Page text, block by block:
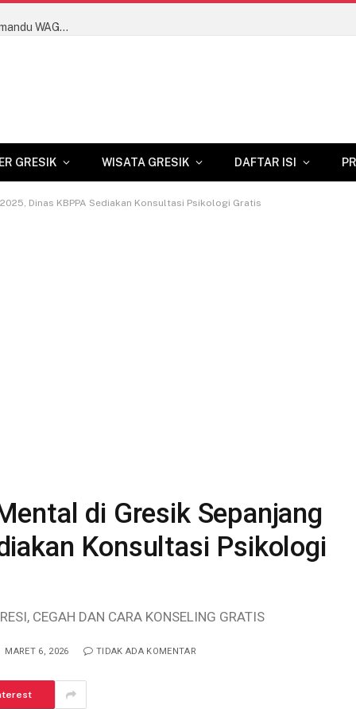
Dongkrak Kualitas Wisata Gresik, Dosen USG Latih Pemandu WAGOS Bahasa Inggris hingga Terbitkan Buku Saku Ber-HKI
GRESIK WISATA GRESIK DAFTAR ISI
Dinas KBPPA Sediakan Konsultasi Psikologi Gratis
di Gresik Sepanjang
Konsultasi Psikologi
CEGAH DAN CARA KONSELING GRATIS
MARET 6, 2026 TIDAK ADA KOMENTAR